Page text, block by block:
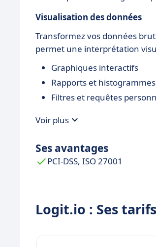
Visualisation des données
Transformez vos données
permet une interprétation
Graphiques interactifs
Rapports et
Filtres et requêtes
Voir plus
Ses avantages
PCI-DSS, ISO 27001
Logit.io : Ses tarifs